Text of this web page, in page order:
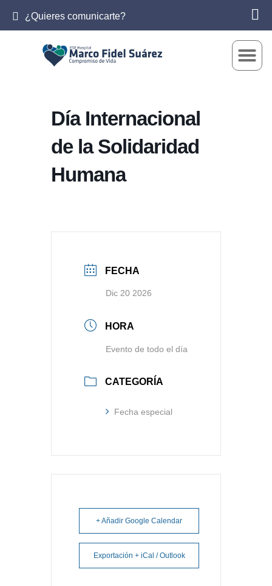
¿Quieres comunicarte?
Día Internacional
de la Solidaridad
Humana
FECHA
Dic 20 2026
HORA
Evento de todo el día
CATEGORÍA
Fecha especial
+ Añadir Google Calendar
Exportación + iCal / Outlook